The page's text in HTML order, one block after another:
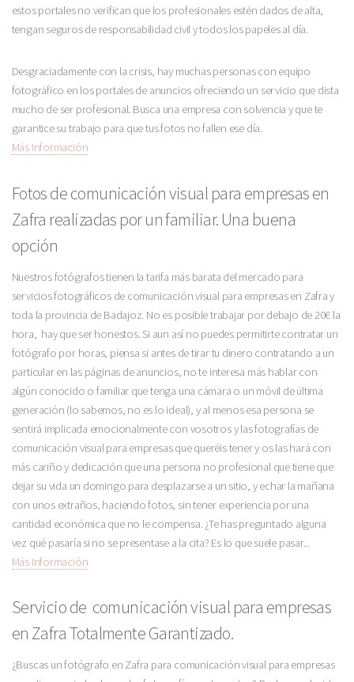
estos portales no verifican que los profesionales estén dados de alta,
tengan seguros de responsabilidad civil y todos los papeles al día.
Desgraciadamente con la crisis, hay muchas personas con equipo
fotográfico en los portales de anuncios ofreciendo un servicio que dista
mucho de ser profesional. Busca una empresa con solvencia y que te
garantice su trabajo para que tus fotos no fallen ese día.
Más Información
Fotos de comunicación visual para empresas en
Zafra realizadas por un familiar. Una buena
opción
Nuestros fotógrafos tienen la tarifa más barata del mercado para
servicios fotográficos de comunicación visual para empresas en Zafra y
toda la provincia de Badajoz. No es posible trabajar por debajo de 20€ la
hora, hay que ser honestos. Si aun así no puedes permitirte contratar un
fotógrafo por horas, piensa si antes de tirar tu dinero contratando a un
particular en las páginas de anuncios, no te interesa más hablar con
algún conocido o familiar que tenga una cámara o un móvil de última
generación (lo sabemos, no es lo ideal), y al menos esa persona se
sentirá implicada emocionalmente con vosotros y las fotografías de
comunicación visual para empresas que queréis tener y os las hará con
más cariño y dedicación que una persona no profesional que tiene que
dejar su vida un domingo para desplazarse a un sitio, y echar la mañana
con unos extraños, haciendo fotos, sin tener experiencia por una
cantidad económica que no le compensa. ¿Te has preguntado alguna
vez qué pasaría si no se presentase a la cita? Es lo que suele pasar...
Más Información
Servicio de comunicación visual para empresas
en Zafra Totalmente Garantizado.
¿Buscas un fotógrafo en Zafra para comunicación visual para empresas